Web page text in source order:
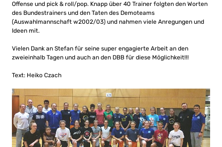
Offense und pick & roll/pop. Knapp über 40 Trainer folgten den Worten
des Bundestrainers und den Taten des Demoteams
(Auswahlmannschaft w2002/03) und nahmen viele Anregungen und
Ideen mit.
Vielen Dank an Stefan für seine super engagierte Arbeit an den
zweieinhalb Tagen und auch an den DBB für diese Möglichkeit!!!
Text: Heiko Czach